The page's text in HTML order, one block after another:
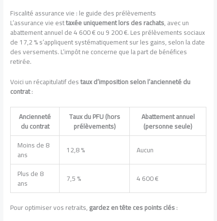
Fiscalité assurance vie : le guide des prélèvements
L’assurance vie esttaxée uniquement lors des rachats, avec un
abattement annuel de 4 600 € ou 9 200 €. Les prélèvements sociaux
de 17,2 % s’appliquent systématiquement sur les gains, selon la date
des versements. L’impôt ne concerne que la part de bénéfices
retirée.
Voici un récapitulatif destaux d’imposition selon l’ancienneté du
contrat:
Ancienneté
du contrat
Taux du PFU (hors
prélèvements)
Abattement annuel
(personne seule)
Moins de 8
ans 12,8 %
Aucun
Plus de 8
ans 7,5 % 4 600 €
Pour optimiser vos retraits,gardez en tête ces points clés: